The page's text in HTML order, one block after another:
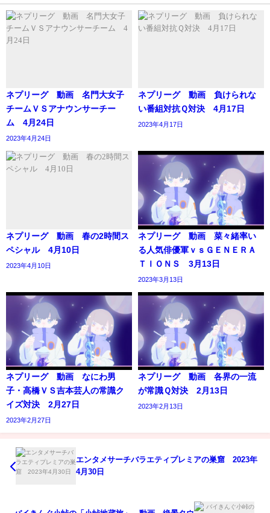
ネプリーグ 動画 名門大女子
チームＶＳアナウンサーチー
ム 4月24日
2023年4月24日
ネプリーグ 動画 負けられな
い番組対抗Ｑ対決 4月17日
2023年4月17日
ネプリーグ 動画 春の2時間ス
ペシャル 4月10日
2023年4月10日
ネプリーグ 動画 菜々緒率い
る人気俳優軍ｖｓＧＥＮＥＲＡ
ＴＩＯＮＳ 3月13日
2023年3月13日
ネプリーグ 動画 なにわ男
子・高橋ＶＳ吉本芸人の常識ク
イズ対決 2月27日
2023年2月27日
ネプリーグ 動画 各界の一流
が常識Ｑ対決 2月13日
2023年2月13日
エンタメサーチバラエティプレミアの巣窟 2023年
4月30日